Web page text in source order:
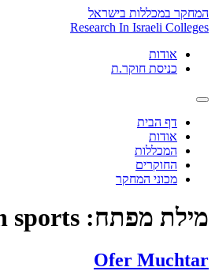
Skip
to
המחקר במכללות בישראל
Research In Israeli Colleges
אודות
כניסת חוקר.ת
דף הבית
אודות
המכללות
החוקרים
מכוני המחקר
מילת מפתח: sports
Ofer Muchtar